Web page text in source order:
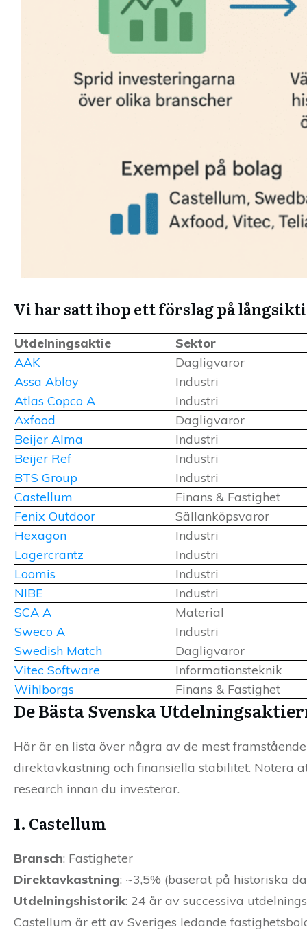
Vi har satt ihop ett förslag på
Utdelningsaktie
Sektor
AAK
Dagligvaror
Assa Abloy
Industri
Atlas Copco A
Industri
Axfood
Dagligvaror
Beijer Alma
Industri
Beijer Ref
Industri
BTS Group
Industri
Castellum
Finans & Fastighet
Fenix Outdoor
Sällanköpsvaror
Hexagon
Industri
Lagercrantz
Industri
Loomis
Industri
NIBE
Industri
SCA A
Material
Sweco A
Industri
Swedish Match
Dagligvaror
Vitec Software
Informationsteknik
Wihlborgs
Finans & Fastighet
De Bästa Svenska
Här är en lista över några av de mest
direktavkastning och finansiella stabilitet. Notera
research innan du investerar.
1. Castellum
Bransch: Fastigheter
Direktavkastning: ~3,5% (baserat på historiska
Utdelningshistorik: 24 år av successiva
Castellum är ett av Sveriges ledande